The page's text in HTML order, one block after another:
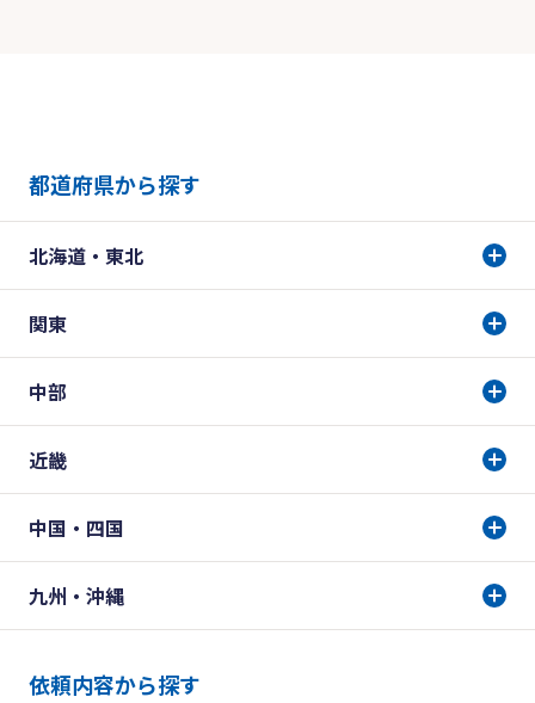
都道府県から探す
北海道・東北
関東
中部
近畿
中国・四国
九州・沖縄
依頼内容から探す